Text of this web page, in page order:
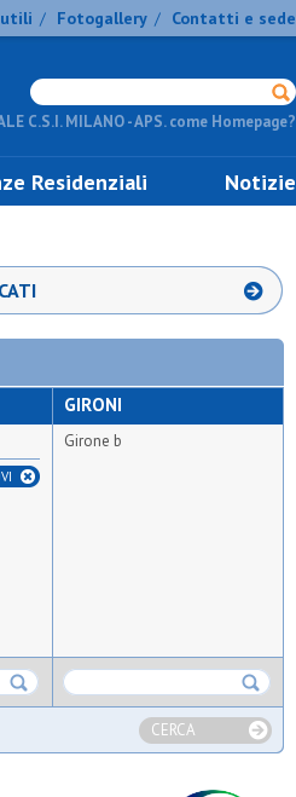
/ Fotogallery / Contatti e sede
C.S.I. MILANO - APS. come Homepage?
Residenziali Notizie
GIRONI
Girone b
CERCA